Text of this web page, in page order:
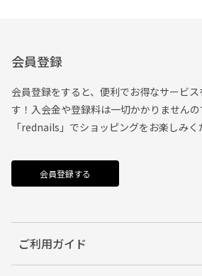
会員登録
会員登録をすると、便利でお得なサービ
す！入会金や登録料は一切かかりません
「rednails」でショッピングをお楽しみく
会員登録する
ご利用ガイド